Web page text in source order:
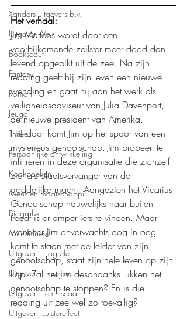
Xanders uitgevers b.v.
Uitgeverij Volt
Bookscout
Fantasy
Roman
Jeugd
Thriller
Persoonlijke ontwikkeling
Kookboeken
Mens en maatschappij
Biografie
Mindfulness
Uitgeverij Hogrefe
Uitgeverij Horizon
Uitgeverij Lemniscaat
Uitgeverij Luistereffect
Het verhaal:
Jim Matteos wordt door een
voorbijkomende zeilster meer dood dan
levend opgepikt uit de zee. Na zijn
redding geeft hij zijn leven een nieuwe
wending en gaat hij aan het werk als
veiligheidsadviseur van Julia Davenport,
de nieuwe president van Amerika.
Hierdoor komt Jim op het spoor van een
mysterieus genootschap. Jim probeert te
infiltreren in deze organisatie die zichzelf
ziet als plaatsvervanger van de
goddelijke macht. Aangezien het Vicarius
Genootschap nauwelijks naar buiten
treedt is er amper iets te vinden. Maar
wanneer Jim onverwachts oog in oog
komt te staan met de leider van zijn
genootschap, staat zijn hele leven op zijn
kop. Zal het Jim desondanks lukken het
genootschap te stoppen? En is die
redding uit zee wel zo toevallig?